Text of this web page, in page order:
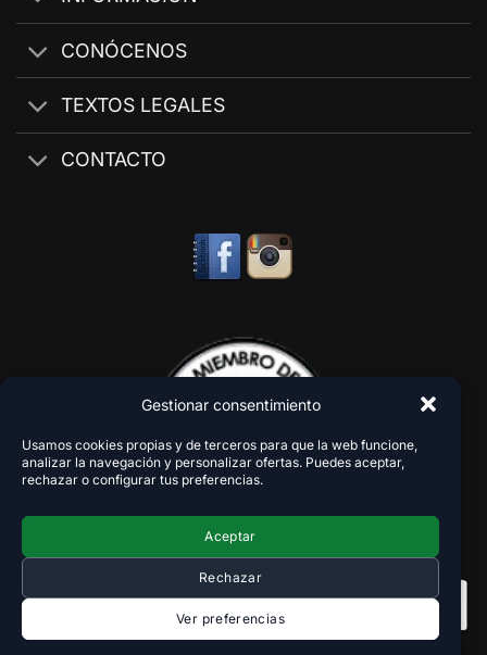
Gestionar consentimiento
Usamos cookies propias y de terceros para que la web funcione,
analizar la navegación y personalizar ofertas. Puedes aceptar,
rechazar o configurar tus preferencias.
Aceptar
Rechazar
Ver preferencias
CONÓCENOS
TEXTOS LEGALES
CONTACTO